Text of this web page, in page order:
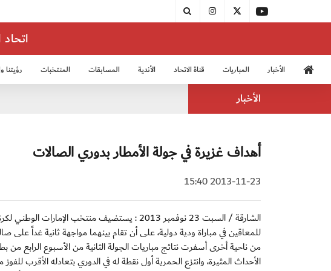
الأخبار المباريات قناة الاتحاد الأندية المسابقات المنتخبات رؤيتنا
الأخبار
أهداف غزيرة في جولة الأمطار بدوري الصالات
2013-11-23 15:40
الشارقة / السبت 23 نوفمبر 2013 : يستضيف منتخب
للمعاقين في مباراة ودية دولية، على أن تقام بينهما مواجهة ثانية غداً على
الأحداث المثيرة، وانتزع الحمرية أول نقطة له في الدوري بتعادله الأقرب للفوز مع ضيفه دبا الحصن 3-،3 وفاز